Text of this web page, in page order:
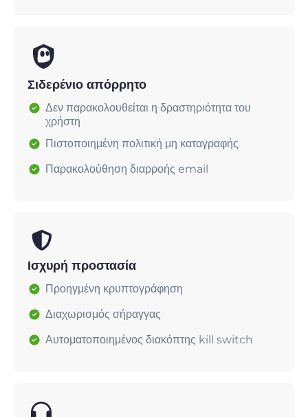
Σιδερένιο απόρρητο
Δεν παρακολουθείται η δραστηριότητα του
χρήστη
Πιστοποιημένη πολιτική μη καταγραφής
Παρακολούθηση διαρροής email
Ισχυρή προστασία
Προηγμένη κρυπτογράφηση
Διαχωρισμός σήραγγας
Αυτοματοποιημένος διακόπτης kill switch